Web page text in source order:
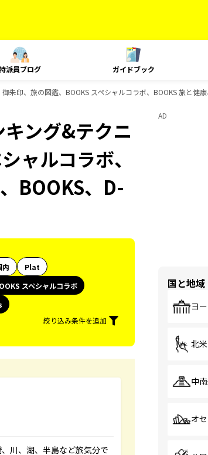
派員ブログ ガイドブック
印、旅の図鑑、BOOKS スペシャルコラボ、BOOKS 旅と健
ング&テクニ
ャルコラボ、
BOOKS、D-
Plat
スペシャルコラボ
絞り込み条件を追加
川、湖、半島など旅気分で
AD
国と地域
ヨ
北米
中
オ